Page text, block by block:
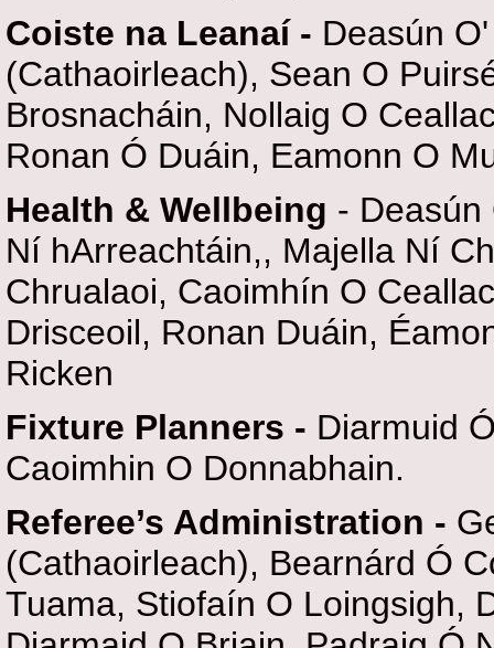
Coiste na Leanaí - Deasún
(Cathaoirleach), Sean O
Brosnacháin, Nollaig O
Ronan Ó Duáin, Eamonn O
Health & Wellbeing - Deasún
Ní hArreachtáin,, Majella Ní
Chrualaoi, Caoimhín O
Drisceoil, Ronan Duáin,
Ricken
Fixture Planners - Diarmuid
Caoimhin O Donnabhain.
Referee’s Administration -
(Cathaoirleach), Bearnárd Ó
Tuama, Stiofaín O Loingsigh,